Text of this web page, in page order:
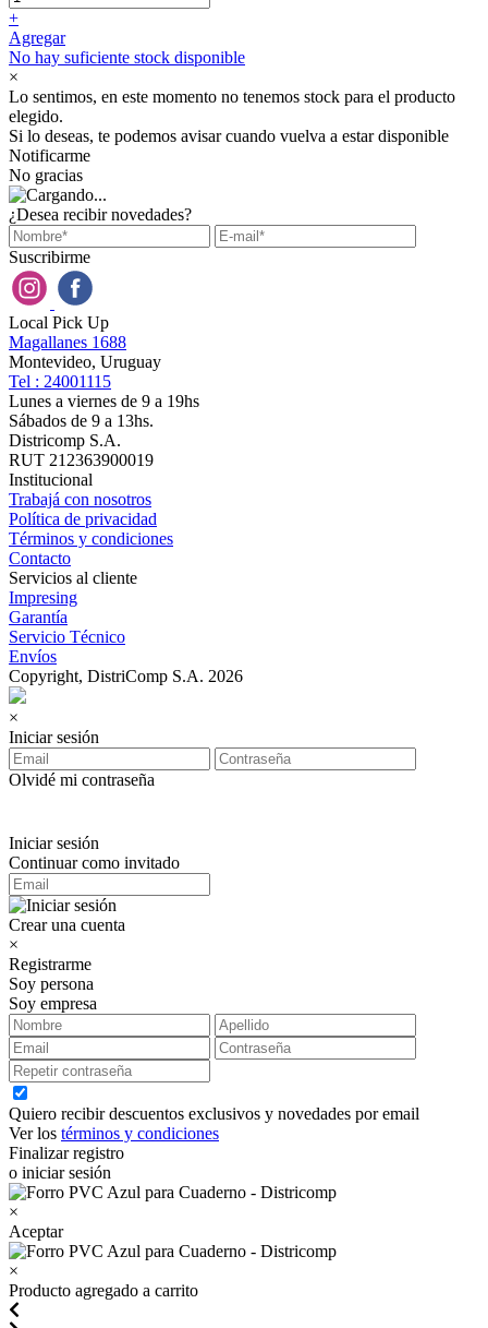
+
Agregar
No hay suficiente stock disponible
×
Lo sentimos, en este momento no tenemos stock para el producto
elegido.
Si lo deseas, te podemos avisar cuando vuelva a estar disponible
Notificarme
No gracias
¿Desea recibir novedades?
Suscribirme
Local Pick Up
Magallanes 1688
Montevideo, Uruguay
Tel : 24001115
Lunes a viernes de 9 a 19hs
Sábados de 9 a 13hs.
Districomp S.A.
RUT 212363900019
Institucional
Trabajá con nosotros
Política de privacidad
Términos y condiciones
Contacto
Servicios al cliente
Impresing
Garantía
Servicio Técnico
Envíos
Copyright, DistriComp S.A. 2026
×
Iniciar sesión
Olvidé mi contraseña
Iniciar sesión
Continuar como invitado
Crear una cuenta
×
Registrarme
Soy persona
Soy empresa
Quiero recibir descuentos exclusivos y novedades por email
Ver los términos y condiciones
Finalizar registro
o iniciar sesión
×
Aceptar
×
Producto agregado a carrito